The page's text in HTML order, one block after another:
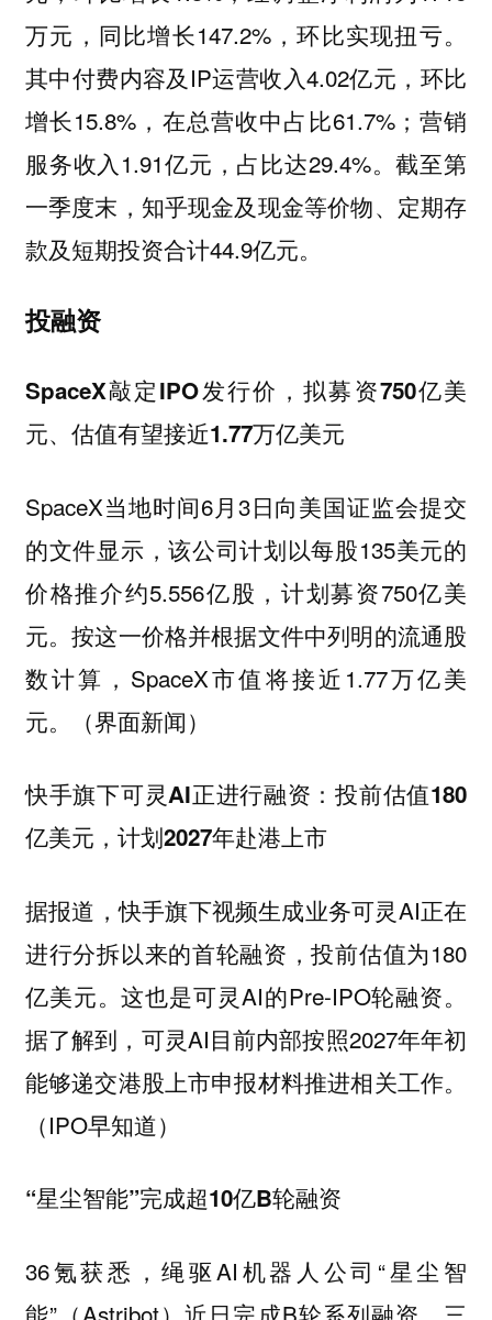
万元，同比增长147.2%，环比实现扭亏。
其中付费内容及IP运营收入4.02亿元，环比
增长15.8%，在总营收中占比61.7%；营销
服务收入1.91亿元，占比达29.4%。截至第
一季度末，知乎现金及现金等价物、定期存
款及短期投资合计44.9亿元。
投融资
SpaceX敲定IPO发行价，拟募资750亿美
元、估值有望接近1.77万亿美元
SpaceX当地时间6月3日向美国证监会提交
的文件显示，该公司计划以每股135美元的
价格推介约5.556亿股，计划募资750亿美
元。按这一价格并根据文件中列明的流通股
数计算，SpaceX市值将接近1.77万亿美
元。（界面新闻）
快手旗下可灵AI正进行融资：投前估值180
亿美元，计划2027年赴港上市
据报道，快手旗下视频生成业务可灵AI正在
进行分拆以来的首轮融资，投前估值为180
亿美元。这也是可灵AI的Pre-IPO轮融资。
据了解到，可灵AI目前内部按照2027年年初
能够递交港股上市申报材料推进相关工作。
（IPO早知道）
“星尘智能”完成超10亿B轮融资
36氪获悉，绳驱AI机器人公司“星尘智
能”（Astribot）近日完成B轮系列融资，三